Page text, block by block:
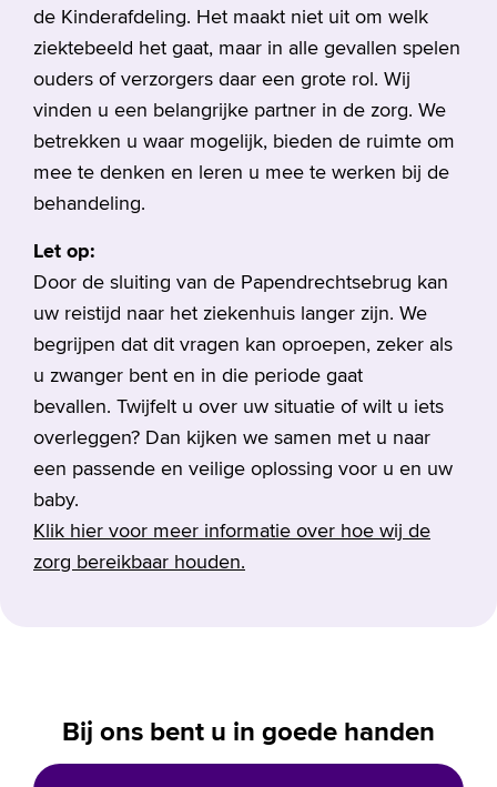
de Kinderafdeling. Het maakt niet uit om welk
ziektebeeld het gaat, maar in alle gevallen spelen
ouders of verzorgers daar een grote rol. Wij
vinden u een belangrijke partner in de zorg. We
betrekken u waar mogelijk, bieden de ruimte om
mee te denken en leren u mee te werken bij de
behandeling.
Let op:
Door de sluiting van de Papendrechtsebrug kan
uw reistijd naar het ziekenhuis langer zijn. We
begrijpen dat dit vragen kan oproepen, zeker als
u zwanger bent en in die periode gaat
bevallen. Twijfelt u over uw situatie of wilt u iets
overleggen? Dan kijken we samen met u naar
een passende en veilige oplossing voor u en uw
baby.
Klik hier voor meer informatie over hoe wij de
zorg bereikbaar houden.
Bij ons bent u in goede handen